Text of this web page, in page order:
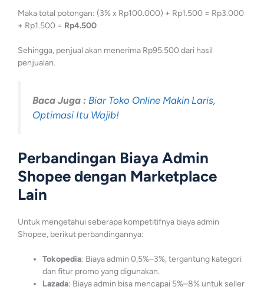
Maka total potongan: (3% x Rp100.000) + Rp1.500 = Rp3.000
+ Rp1.500 = Rp4.500
Sehingga, penjual akan menerima Rp95.500 dari hasil
penjualan.
Baca Juga : Biar Toko Online Makin Laris,
Optimasi Itu Wajib!
Perbandingan Biaya Admin
Shopee dengan Marketplace
Lain
Untuk mengetahui seberapa kompetitifnya biaya admin
Shopee, berikut perbandingannya:
Tokopedia: Biaya admin 0,5%–3%, tergantung kategori
dan fitur promo yang digunakan.
Lazada: Biaya admin bisa mencapai 5%–8% untuk seller